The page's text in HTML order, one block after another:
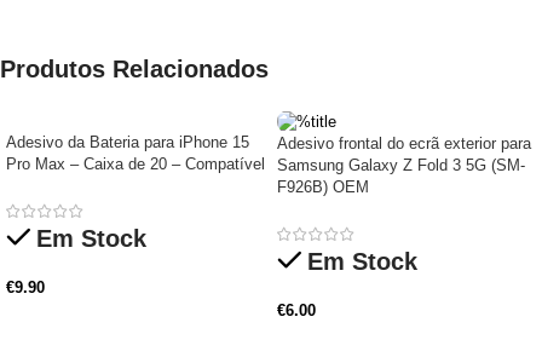
Produtos Relacionados
Adesivo da Bateria para iPhone 15
Pro Max – Caixa de 20 – Compatível
Em Stock
€9.90
Adesivo frontal do ecrã exterior para
Samsung Galaxy Z Fold 3 5G (SM-
F926B) OEM
Em Stock
€6.00